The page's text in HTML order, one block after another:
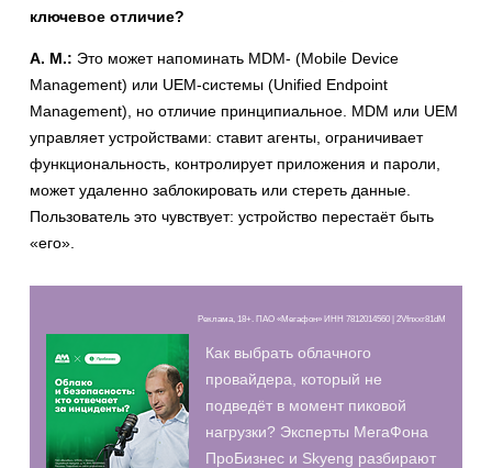
ключевое отличие?
А. М.: Это может напоминать MDM- (Mobile Device
Management) или UEM-системы (Unified Endpoint
Management), но отличие принципиальное. MDM или UEM
управляет устройствами: ставит агенты, ограничивает
функциональность, контролирует приложения и пароли,
может удаленно заблокировать или стереть данные.
Пользователь это чувствует: устройство перестаёт быть
«его».
Реклама, 18+. ПАО «Мегафон» ИНН 7812014560 | 2Vfnxxr81dM
Как выбрать облачного
провайдера, который не
подведёт в момент пиковой
нагрузки? Эксперты МегаФона
ПроБизнес и Skyeng разбирают